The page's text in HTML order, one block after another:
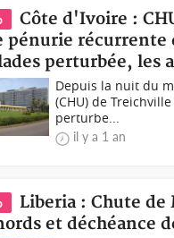
Côte d'Ivoire :
pénurie récurrente
perturbée, les
Depuis la nuit du
(CHU) de
perturbe...
il y a 1 an
Liberia : Chute
et déchéance